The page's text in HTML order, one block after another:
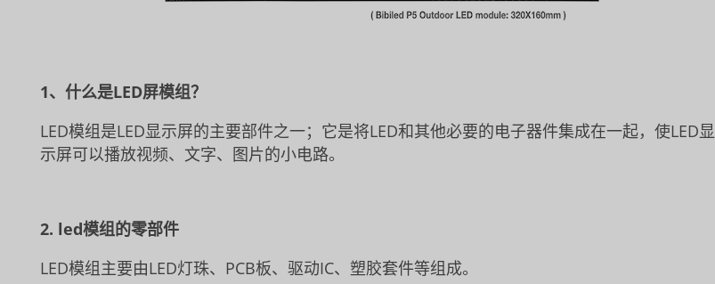
1、什么是LED屏模组？
LED模组是LED显示屏的主要部件之一；它是将LED和其他必要的电子器件集成在一起，使LED显
示屏可以播放视频、文字、图片的小电路。
2. led模组的零部件
LED模组主要由LED灯珠、PCB板、驱动IC、塑胶套件等组成。